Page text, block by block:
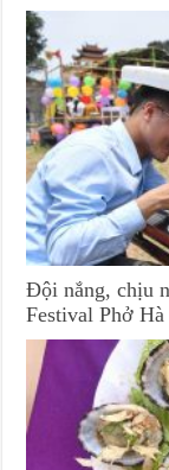
Đội nắng, chịu
Festival Phở